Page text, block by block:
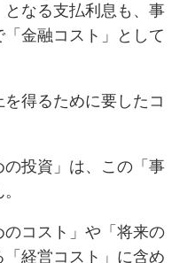
なる支払利息も、事
金融コスト」として
得るために要したコ
投資」は、この「事
コスト」や「将来の
経営コスト」に含め